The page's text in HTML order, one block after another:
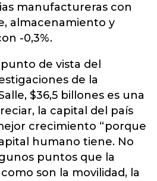
manufactureras con
almacenamiento y
-0,3%.
de vista del
de la
$36,5 billones es una
la capital del país
crecimiento “porque
humano tiene. No
puntos que la
son la movilidad, la